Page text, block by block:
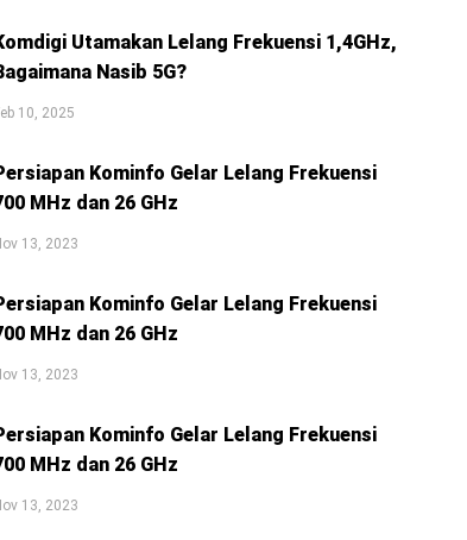
Utamakan Lelang Frekuensi 1,4GHz,
Nasib 5G?
10, 2025
Kominfo Gelar Lelang Frekuensi
MHz dan 26 GHz
13, 2023
Kominfo Gelar Lelang Frekuensi
MHz dan 26 GHz
13, 2023
Kominfo Gelar Lelang Frekuensi
MHz dan 26 GHz
13, 2023